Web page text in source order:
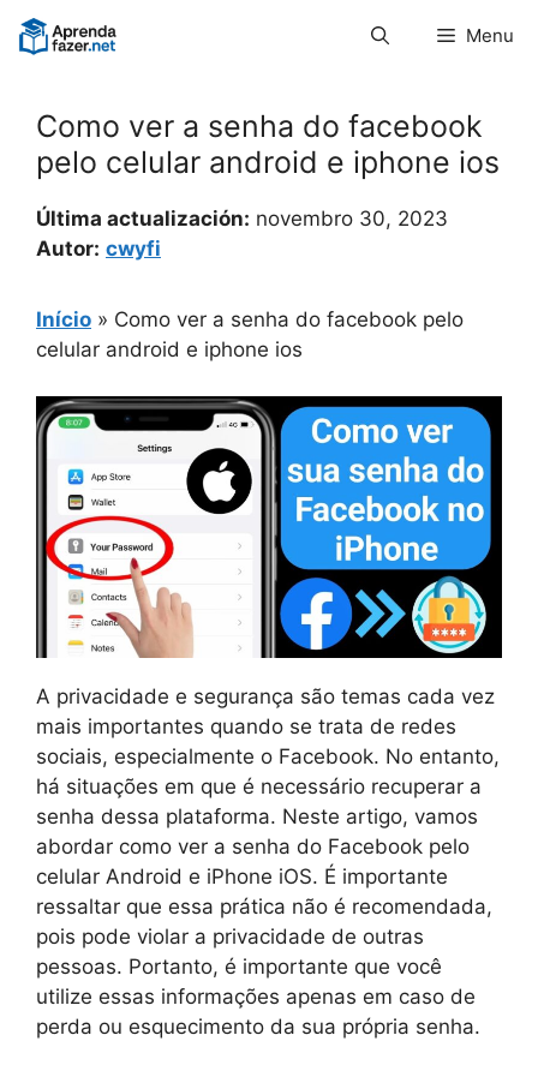
Pular
para
Menu
Como ver a senha do facebook
pelo celular android e iphone ios
Última actualización: novembro 30, 2023
Autor: cwyfi
Início » Como ver a senha do facebook pelo
celular android e iphone ios
A privacidade e segurança são temas cada vez
mais importantes quando se trata de redes
sociais, especialmente o Facebook. No entanto,
há situações em que é necessário recuperar a
senha dessa plataforma. Neste artigo, vamos
abordar como ver a senha do Facebook pelo
celular Android e iPhone iOS. É importante
ressaltar que essa prática não é recomendada,
pois pode violar a privacidade de outras
pessoas. Portanto, é importante que você
utilize essas informações apenas em caso de
perda ou esquecimento da sua própria senha.